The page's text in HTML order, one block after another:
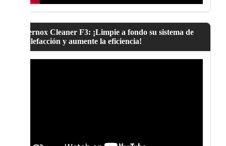
Fernox Cleaner F3: ¡Limpie a fondo su sistema de
calefacción y aumente la eficiencia!